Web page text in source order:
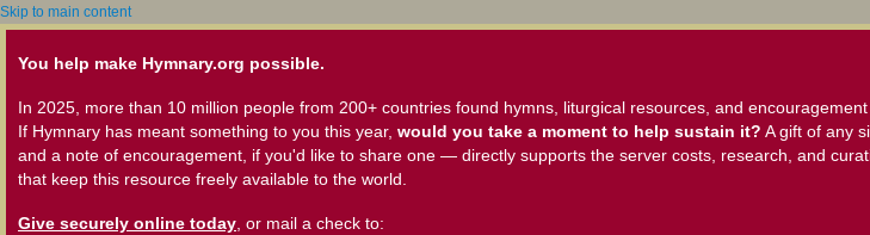
Skip to main content
You help make Hymnary.org possible.
In 2025, more than 10 million people from 200+ countries found hymns, liturgical resources, and encouragement
If Hymnary has meant something to you this year, would you take a moment to help sustain it? A gift of any
and a note of encouragement, if you'd like to share one — directly supports the server costs, research, and
that keep this resource freely available to the world.
Give securely online today , or mail a check to: